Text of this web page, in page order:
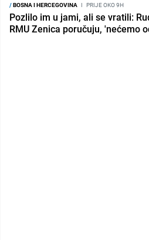
/BOSNA I HERCEGOVINA I PRIJE OKO 9H
Pozlilo im u jami, ali se vratili:
RMU Zenica poručuju, 'nećemo